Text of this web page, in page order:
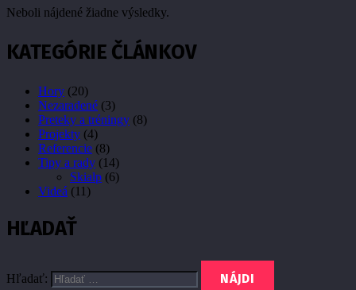
Neboli nájdené žiadne výsledky.
KATEGÓRIE ČLÁNKOV
Hory (20)
Nezaradené (3)
Preteky a tréningy (8)
Projekty (4)
Referencie (8)
Tipy a rady (14)
Skialp (6)
Videá (11)
HĽADAŤ
Hľadať: